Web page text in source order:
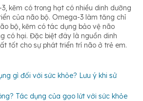
kẽm có trong hạt có nhiều dinh dưỡng
của não bộ. Omega-3 làm tăng chỉ
bộ, kẽm có tác dụng bảo vệ não
có hại. Đặc biệt đây là nguồn dinh
tốt cho sự phát triển trí não ở trẻ em.
gì đối với sức khỏe? Lưu ý khi sử
Tác dụng của gạo lứt với sức khỏe